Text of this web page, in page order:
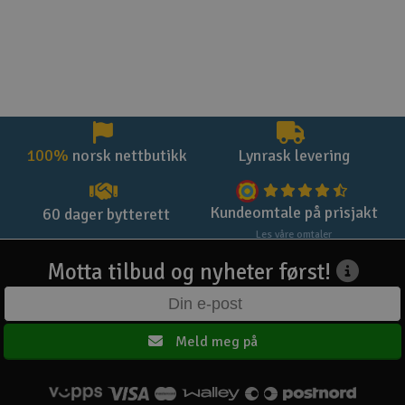
100% norsk nettbutikk Lynrask levering
60 dager bytterett Kundeomtale på prisjakt
Les våre omtaler
Motta tilbud og nyheter først!
Meld meg på